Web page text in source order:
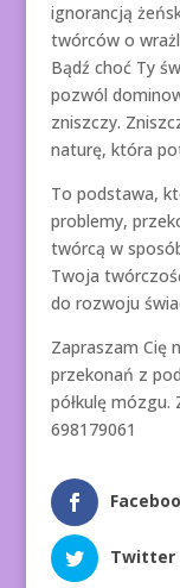
ignorancją
twórców o
Bądź choć Ty
pozwól
zniszczy.
naturę, która
To podstawa,
problemy,
twórcą w
Twoja
do rozwoju
Zapraszam Cię
przekonań z
półkulę mózgu.
698179061
Twitter